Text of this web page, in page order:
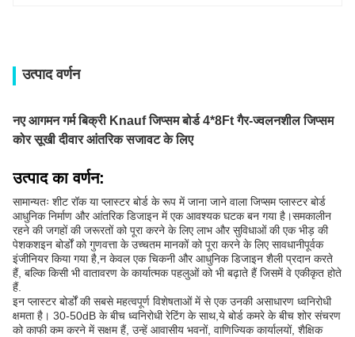
उत्पाद वर्णन
नए आगमन गर्म बिक्री Knauf जिप्सम बोर्ड 4*8Ft गैर-ज्वलनशील जिप्सम
कोर सूखी दीवार आंतरिक सजावट के लिए
उत्पाद का वर्णन:
सामान्यतः शीट रॉक या प्लास्टर बोर्ड के रूप में जाना जाने वाला जिप्सम प्लास्टर बोर्ड
आधुनिक निर्माण और आंतरिक डिजाइन में एक आवश्यक घटक बन गया है।समकालीन
रहने की जगहों की जरूरतों को पूरा करने के लिए लाभ और सुविधाओं की एक भीड़ की
पेशकशइन बोर्डों को गुणवत्ता के उच्चतम मानकों को पूरा करने के लिए सावधानीपूर्वक
इंजीनियर किया गया है,न केवल एक चिकनी और आधुनिक डिजाइन शैली प्रदान करते
हैं, बल्कि किसी भी वातावरण के कार्यात्मक पहलुओं को भी बढ़ाते हैं जिसमें वे एकीकृत होते
हैं.
इन प्लास्टर बोर्डों की सबसे महत्वपूर्ण विशेषताओं में से एक उनकी असाधारण ध्वनिरोधी
क्षमता है। 30-50dB के बीच ध्वनिरोधी रेटिंग के साथ,ये बोर्ड कमरे के बीच शोर संचरण
को काफी कम करने में सक्षम हैं, उन्हें आवासीय भवनों, वाणिज्यिक कार्यालयों, शैक्षिक